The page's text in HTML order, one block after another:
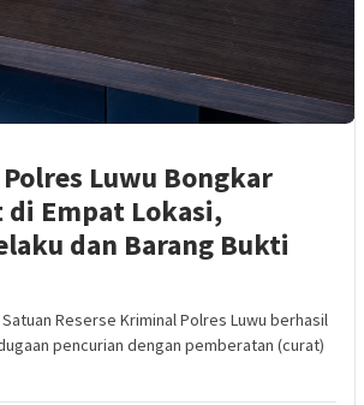
Luwu Bongkar
di Empat Lokasi,
dan Barang Bukti
Reserse Kriminal Polres Luwu berhasil
pencurian dengan pemberatan (curat)